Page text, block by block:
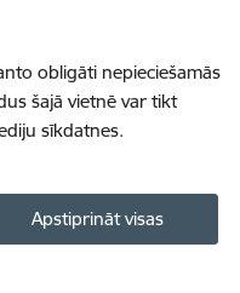
obligāti nepieciešamās
šajā vietnē var tikt
sīkdatnes.
Apstiprināt visas